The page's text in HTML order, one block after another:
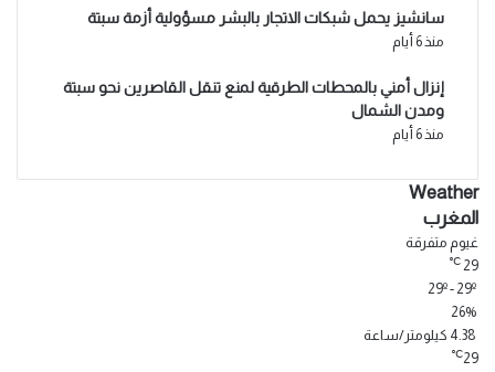
سانشيز يحمل شبكات الاتجار بالبشر مسؤولية أزمة سبتة
منذ 6 أيام
إنزال أمني بالمحطات الطرقية لمنع تنقل القاصرين نحو سبتة
ومدن الشمال
منذ 6 أيام
Weather
المغرب
غيوم متفرقة
29
℃
26%
4.38 كيلومتر/ساعة
29
℃